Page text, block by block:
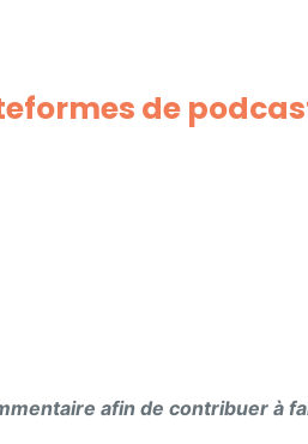
de
afin de contribuer à